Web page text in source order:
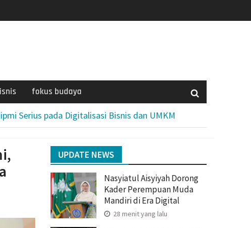
fokus budaya
Serius pada Digitalisasi Bisnis dan UMKM
UPDATE NEWS
Nasyiatul Aisyiyah Dorong
Kader Perempuan Muda
Mandiri di Era Digital
28 menit yang lalu